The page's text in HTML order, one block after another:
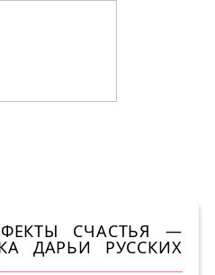
СЧАСТЬЯ —
ДАРЬИ РУССКИХ